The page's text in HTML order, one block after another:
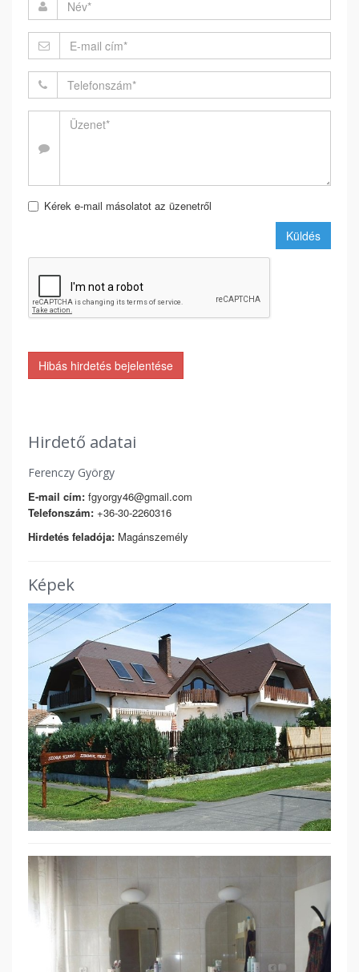
Kérek e-mail másolatot az üzenetről
Küldés
Hibás hirdetés bejelentése
Hirdető adatai
Ferenczy György
E-mail cím: fgyorgy46@gmail.com
Telefonszám: +36-30-2260316
Hirdetés feladója: Magánszemély
Képek